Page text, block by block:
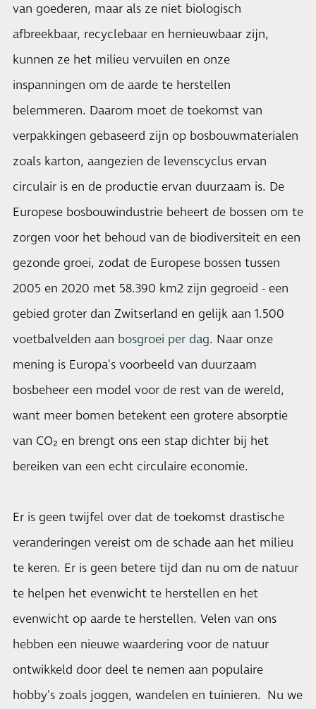
van goederen, maar als ze niet biologisch
afbreekbaar, recyclebaar en hernieuwbaar zijn,
kunnen ze het milieu vervuilen en onze
inspanningen om de aarde te herstellen
belemmeren. Daarom moet de toekomst van
verpakkingen gebaseerd zijn op bosbouwmaterialen
zoals karton, aangezien de levenscyclus ervan
circulair is en de productie ervan duurzaam is. De
Europese bosbouwindustrie beheert de bossen om te
zorgen voor het behoud van de biodiversiteit en een
gezonde groei, zodat de Europese bossen tussen
2005 en 2020 met 58.390 km2 zijn gegroeid - een
gebied groter dan Zwitserland en gelijk aan 1.500
voetbalvelden aan bosgroei per dag. Naar onze
mening is Europa's voorbeeld van duurzaam
bosbeheer een model voor de rest van de wereld,
want meer bomen betekent een grotere absorptie
van CO₂ en brengt ons een stap dichter bij het
bereiken van een echt circulaire economie.
Er is geen twijfel over dat de toekomst drastische
veranderingen vereist om de schade aan het milieu
te keren. Er is geen betere tijd dan nu om de natuur
te helpen het evenwicht te herstellen en het
evenwicht op aarde te herstellen. Velen van ons
hebben een nieuwe waardering voor de natuur
ontwikkeld door deel te nemen aan populaire
hobby's zoals joggen, wandelen en tuinieren. Nu we